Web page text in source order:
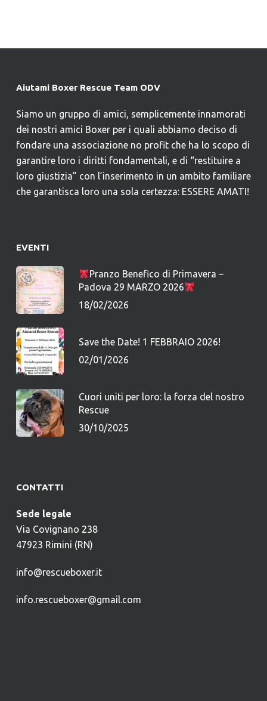
Aiutami Boxer Rescue Team ODV
Siamo un gruppo di amici, semplicemente innamorati
dei nostri amici Boxer per i quali abbiamo deciso di
fondare una associazione no profit che ha lo scopo di
garantire loro i diritti fondamentali, e di “restituire a
loro giustizia” con l’inserimento in un ambito familiare
che garantisca loro una sola certezza: ESSERE AMATI!
EVENTI
Pranzo Benefico di Primavera –
Padova 29 MARZO 2026
18/02/2026
Save the Date! 1 FEBBRAIO 2026!
02/01/2026
Cuori uniti per loro: la forza del nostro
Rescue
30/10/2025
CONTATTI
Sede legale
Via Covignano 238
47923 Rimini (RN)
info@rescueboxer.it
info.rescueboxer@gmail.com